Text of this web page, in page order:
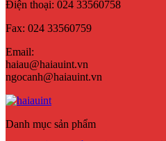
Điện thoại: 024 33560758
Fax: 024 33560759
Email:
haiau@haiauint.vn
ngocanh@haiauint.vn
Danh mục sản phẩm